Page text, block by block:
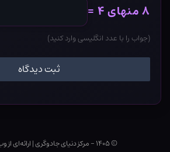
۸ منهای ۴ =
(جواب را با عدد انگلیسی وارد کنید)
© ۱۴۰۵ - مرکز دنیای جادوگری |ارائه‌ای